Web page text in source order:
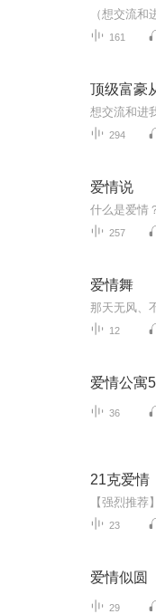
161
顶级富豪
294
爱情说
257
爱情舞
12
爱情公寓
36
21克爱情
23
爱情似圆
29